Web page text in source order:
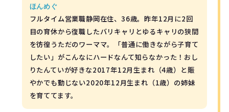
ほんめぐ
フルタイム営業職静岡在住、36歳。昨年12月に2回
目の育休から復職したバリキャリとゆるキャリの狭間
を彷徨うただのワーママ。「普通に働きながら子育て
したい」がこんなにハードなんて知らなかった！おし
りたんていが好きな2017年12月生まれ（4歳）と賑
やかでも動じない2020年12月生まれ（1歳）の姉妹
を育ててます。